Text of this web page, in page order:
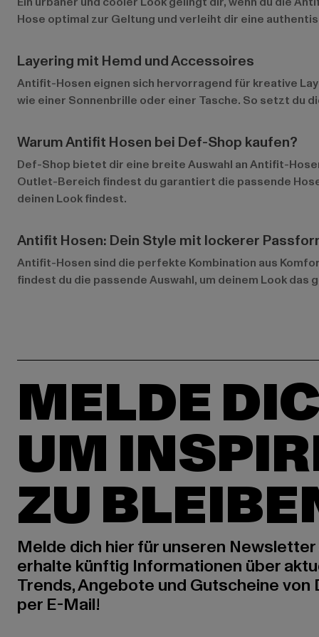
Hose optimal zur Geltung und verleiht dir eine
Layering mit Hemd und Accessoires
Antifit-Hosen eignen sich hervorragend für kreative
wie einer Sonnenbrille oder einer Tasche. So setzt du
Warum Antifit Hosen bei Def-Shop kaufen?
Def-Shop bietet dir eine breite Auswahl an Antifit-
Outlet-Bereich findest du garantiert die passende
deinen Look findest.
Antifit Hosen: Dein Style mit lockerer
Antifit-Hosen sind die perfekte Kombination aus
findest du die passende Auswahl, um deinem Look
MELDE
UM
ZU
Melde dich hier für unseren Newsletter
erhalte künftig Informationen über
Trends, Angebote und Gutscheine von
per E-Mail!